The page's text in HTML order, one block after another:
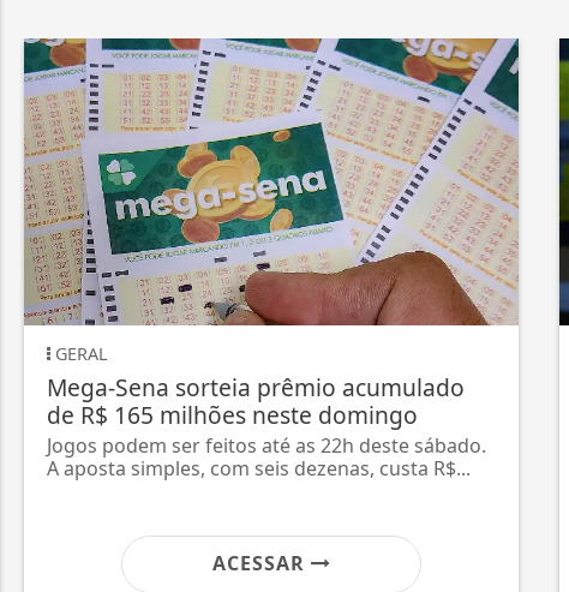
GERAL
Mega-Sena sorteia prêmio acumulado
de R$ 165 milhões neste domingo
Jogos podem ser feitos até as 22h deste sábado.
A aposta simples, com seis dezenas, custa R$...
ACESSAR